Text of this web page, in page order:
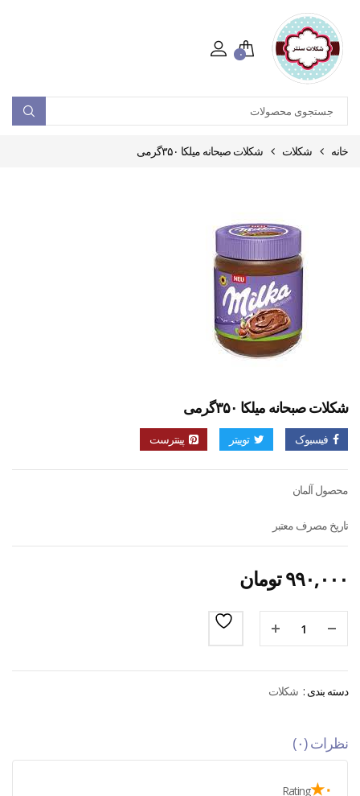
۰
خانه شکلات شکلات صبحانه میلکا ۳۵۰گرمی
شکلات صبحانه میلکا ۳۵۰گرمی
فیسبوک توییتر پینترست
محصول آلمان
تاریخ مصرف معتبر
۹۹۰,۰۰۰تومان
دسته بندی : شکلات
نظرات (۰)
۰★ Rating